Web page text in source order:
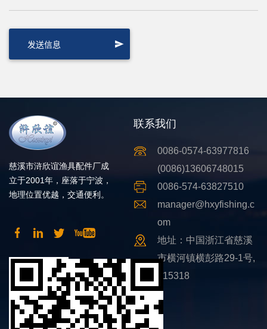
慈溪市浒欣谊渔具配件厂成
立于2001年，座落于宁波，
地理位置优越，交通便利。
联系我们
0086-0574-63977816
(0086)13606748015
0086-574-63827510
manager@hxyfishing.c
om
地址：中国浙江省慈溪
市横河镇横彭路29-1号,
315318